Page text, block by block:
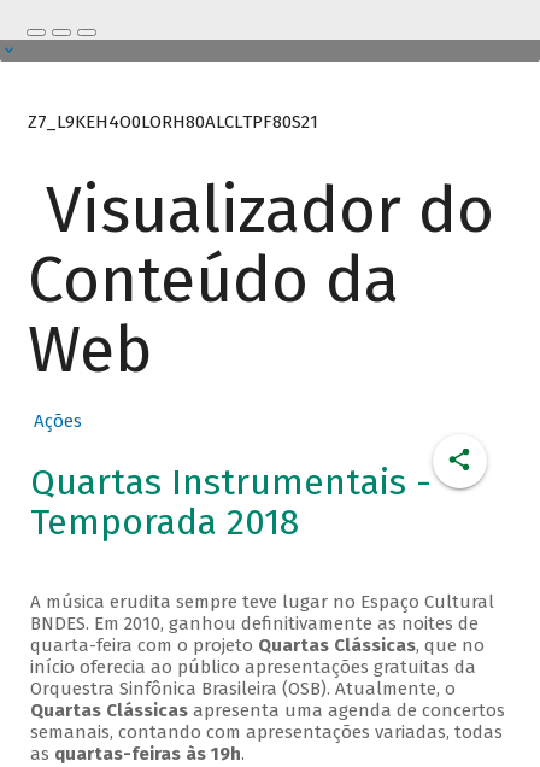
Z7_L9KEH4O0LORH80ALCLTPF80S21
Visualizador do
Conteúdo da
Web
Ações
Quartas Instrumentais -
Temporada 2018
A música erudita sempre teve lugar no Espaço Cultural
BNDES. Em 2010, ganhou definitivamente as noites de
quarta-feira com o projeto Quartas Clássicas, que no
início oferecia ao público apresentações gratuitas da
Orquestra Sinfônica Brasileira (OSB). Atualmente, o
Quartas Clássicasapresenta uma agenda de concertos
semanais, contando com apresentações variadas, todas
as quartas-feiras às 19h.